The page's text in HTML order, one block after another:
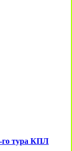
го тура КПЛ